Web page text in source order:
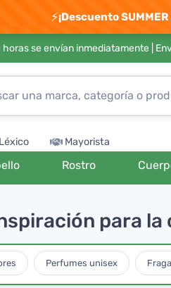
⚡¡Descuento
se envían inmediatamente |
Léxico Mayorista
Rostro
para la
Perfumes unisex